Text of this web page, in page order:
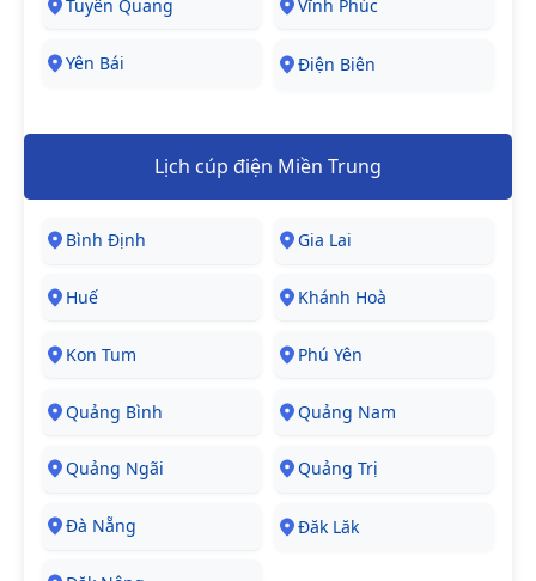
Tuyên Quang Vĩnh Phúc
Yên Bái Điện Biên
Lịch cúp điện Miền Trung
Bình Định Gia Lai
Huế Khánh Hoà
Kon Tum Phú Yên
Quảng Bình Quảng Nam
Quảng Ngãi Quảng Trị
Đà Nẵng Đăk Lăk